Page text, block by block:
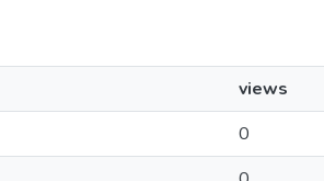
views
0